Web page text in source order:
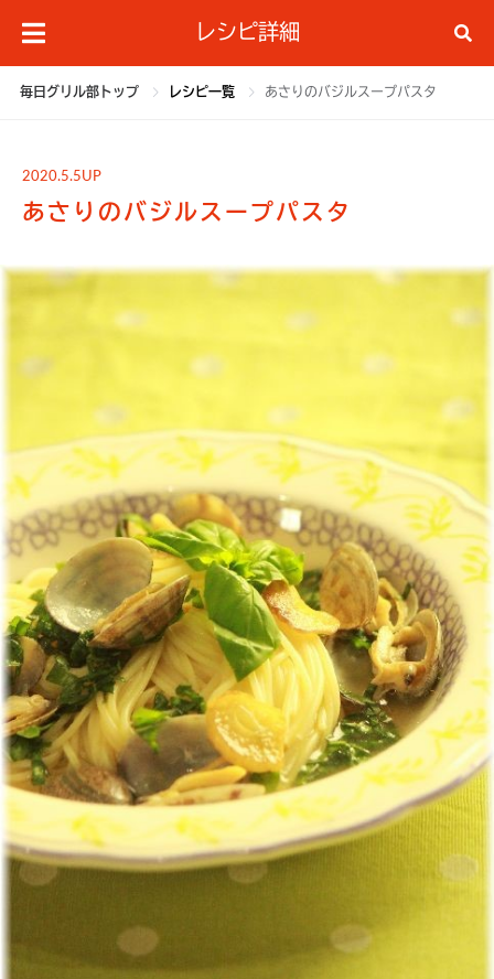
レシピ詳細
毎日グリル部トップ レシピ一覧 あさりのバジルスープパスタ
2020.5.5UP
あさりのバジルスープパスタ